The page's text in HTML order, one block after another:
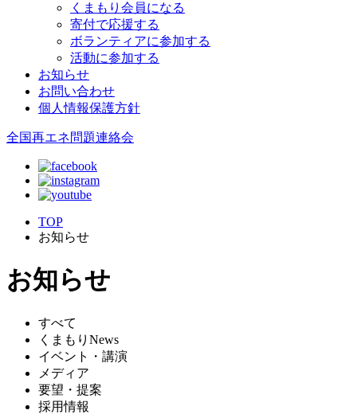
くまもり会員になる
寄付で応援する
ボランティアに参加する
活動に参加する
お知らせ
お問い合わせ
個人情報保護方針
全国再エネ問題連絡会
TOP
お知らせ
お知らせ
すべて
くまもりNews
イベント・講演
メディア
要望・提案
採用情報